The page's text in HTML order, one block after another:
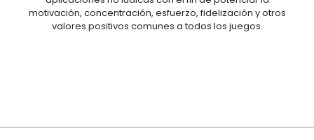
motivación, concentración, esfuerzo, fidelización y otros
valores positivos comunes a todos los juegos.